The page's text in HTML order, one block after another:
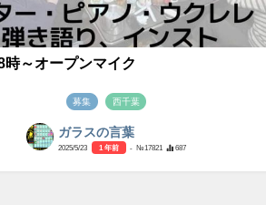
時～オープンマイク
募集 西千葉
ガラスの言葉
2025/5/23 1 年前 - №17821 687